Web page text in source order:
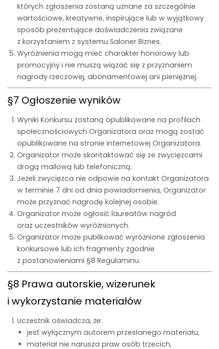
których zgłoszenia zostaną uznane za szczególnie
wartościowe, kreatywne, inspirujące lub w wyjątkowy
sposób prezentujące doświadczenia związane
z korzystaniem z systemu Saloner Biznes.
Wyróżnienia mogą mieć charakter honorowy lub
promocyjny i nie muszą wiązać się z przyznaniem
nagrody rzeczowej, abonamentowej ani pieniężnej.
§7 Ogłoszenie wyników
Wyniki Konkursu zostaną opublikowane na profilach
społecznościowych Organizatora oraz mogą zostać
opublikowane na stronie internetowej Organizatora.
Organizator może skontaktować się ze zwycięzcami
drogą mailową lub telefoniczną.
Jeżeli zwycięzca nie odpowie na kontakt Organizatora
w terminie 7 dni od dnia powiadomienia, Organizator
może przyznać nagrodę kolejnej osobie.
Organizator może ogłosić laureatów nagród
oraz uczestników wyróżnionych.
Organizator może publikować wyróżnione zgłoszenia
konkursowe lub ich fragmenty zgodnie
z postanowieniami §8 Regulaminu.
§8 Prawa autorskie, wizerunek
i wykorzystanie materiałów
Uczestnik oświadcza, że:
jest wyłącznym autorem przesłanego materiału,
materiał nie narusza praw osób trzecich,